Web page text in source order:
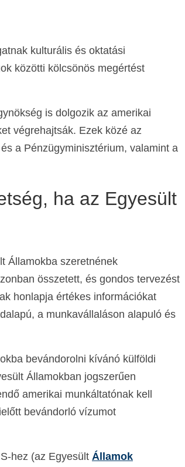
kulturális és oktatási
közötti kölcsönös megértést
is dolgozik az amerikai
végrehajtsák. Ezek közé az
a Pénzügyminisztérium, valamint a
ha az Egyesült
Államokba szeretnének
összetett, és gondos tervezést
honlapja értékes információkat
a munkavállaláson alapuló és
bevándorolni kívánó külföldi
Államokban jogszerűen
amerikai munkáltatónak kell
bevándorló vízumot
hez (az Egyesült Államok